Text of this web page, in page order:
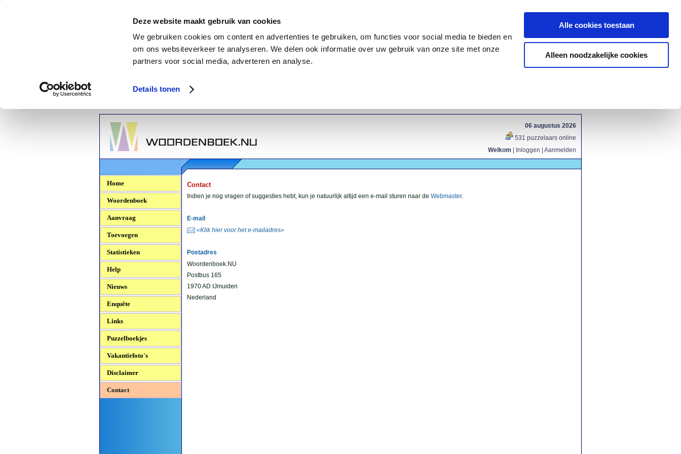
Deze website maakt gebruik van cookies
We gebruiken cookies om content en advertenties te gebruiken, om functies voor social media te bieden en
om ons websiteverkeer te analyseren. We delen ook informatie over uw gebruik van onze site met onze
partners voor social media, adverteren en analyse.
Details tonen
Alle cookies toestaan
Alleen noodzakelijke cookies
Woordenboek.NU
06 augustus 2026
531 puzzelaars online
Welkom
Inloggen Aanmelden
Home
Woordenboek
Aanvraag
Toevoegen
Statistieken
Help
Nieuws
Enquête
Links
Puzzelboekjes
Vakantiefoto's
Disclaimer
Contact
Contact
Indien je nog vragen of suggesties hebt, kun je natuurlijk altijd een e-mail sturen naar de Webmaster.
E-mail
«Klik hier voor het e-mailadres»
Postadres
Woordenboek.NU
Postbus 165
1970 AD IJmuiden
Nederland